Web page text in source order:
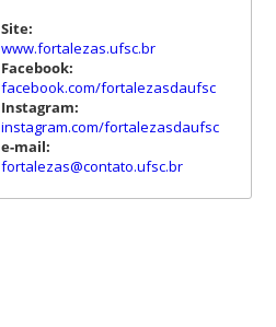
Site:
www.fortalezas.ufsc.br
Facebook:
facebook.com/fortalezasdaufsc
Instagram:
instagram.com/fortalezasdaufsc
e-mail:
fortalezas@contato.ufsc.br